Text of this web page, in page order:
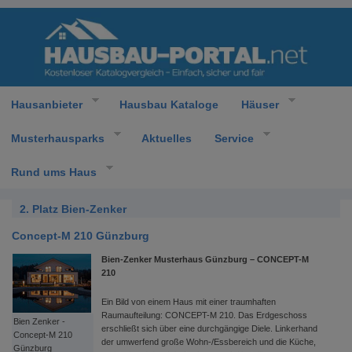
Hausanbieter Hausbau Kataloge Häuser
Musterhausparks Aktuelles Service
Rund ums Haus
2. Platz Bien-Zenker
Concept-M 210 Günzburg
Bien Zenker -
Concept-M 210
Günzburg
Bien-Zenker Musterhaus Günzburg – CONCEPT-M
210
Ein Bild von einem Haus mit einer traumhaften
Raumaufteilung: CONCEPT-M 210. Das Erdgeschoss
erschließt sich über eine durchgängige Diele. Linkerhand
der umwerfend große Wohn-/Essbereich und die Küche,